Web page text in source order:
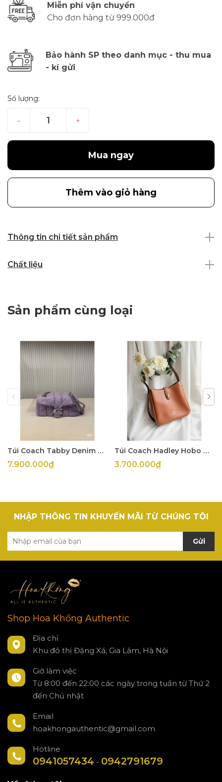
Miễn phí vận chuyển
Cho đơn hàng từ 999.000đ
Bảo hành SP theo danh mục - thu mua
- kí gửi
Số lượng:
– +
Mua ngay
Thêm vào giỏ hàng
Thông tin chi tiết sản phẩm
Chất liệu
Sản phẩm cùng loại
Túi Coach Tabby Denim Tím
7.900.000₫
Túi Coach Hadley Hobo Mini
3.700.000₫
NHẬP THÔNG TIN KHUYẾN MÃI TỪ CHÚNG TÔI
Gửi
Shop Hoa Khổng Authentic
Địa chỉ
Khu đô thị Đặng Xá, Gia Lâm, Hà Nội
Giờ làm việc
Từ 8:00 đến 22:00 các ngày trong tuần từ Thứ 2
đến Chủ nhật
Email
hoakhongauthentic@gmail.com
Hotline
0941057434 - 0942791679